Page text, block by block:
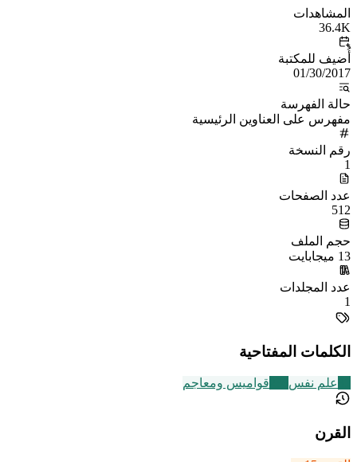
المشاهدات
36.4K
أُضيف للمكتبة
01/30/2017
حالة الفهرسة
مفهرس على العناوين الرئيسية
رقم النسخة
1
عدد الصفحات
512
حجم الملف
13 ميجابايت
عدد المجلدات
1
الكلمات المفتاحية
علم نفس قواميس ومعاجم
القرن